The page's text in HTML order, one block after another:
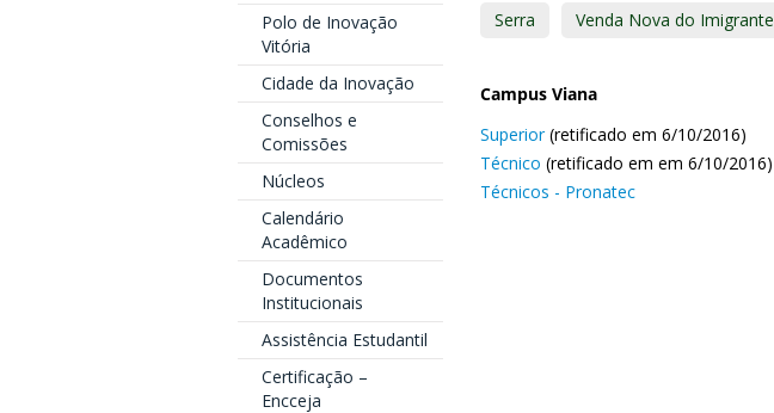
Polo de Inovação
Vitória
Cidade da Inovação
Conselhos e
Comissões
Núcleos
Calendário
Acadêmico
Documentos
Institucionais
Assistência Estudantil
Certificação –
Encceja
Serra Venda Nova do Imigrante
Campus Viana
Superior(retificado em 6/10/2016)
Técnico (retificado em em 6/10/2016)
Técnicos - Pronatec